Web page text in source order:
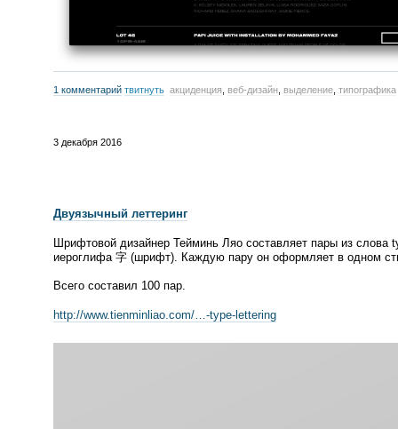
1 комментарий твитнуть акциденция веб-дизайн выделение типографика
3 декабря 2016
Двуязычный леттеринг
Шрифтовой дизайнер Тейминь Ляо составляет пары из слова
иероглифа 字 (шрифт). Каждую пару он оформляет в одном
Всего составил 100 пар.
http://www.tienminliao.com/…-type-lettering